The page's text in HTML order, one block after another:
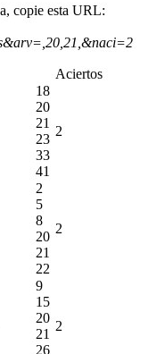
copie esta URL:
Aciertos
18
20
21
23
33
41
2
2
5
8
20
21
22
2
9
15
20
21
26
2